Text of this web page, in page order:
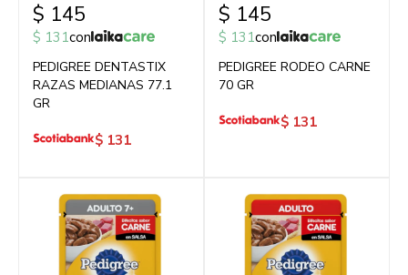
$ 145
$ 131con
PEDIGREE DENTASTIX
RAZAS MEDIANAS 77.1
GR
$ 131
$ 145
$ 131con
PEDIGREE RODEO CARNE
70 GR
$ 131